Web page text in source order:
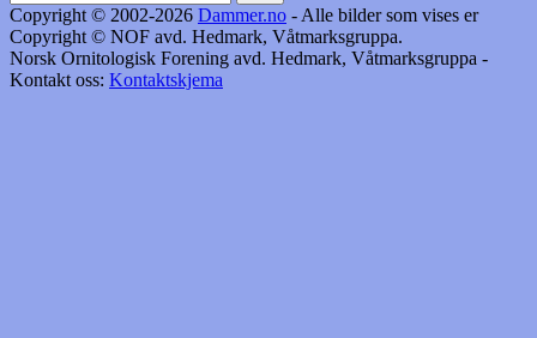
etter:
Copyright © 2002-2026 Dammer.no - Alle bilder som vises er
Copyright © NOF avd. Hedmark, Våtmarksgruppa.
Norsk Ornitologisk Forening avd. Hedmark, Våtmarksgruppa -
Kontakt oss: Kontaktskjema